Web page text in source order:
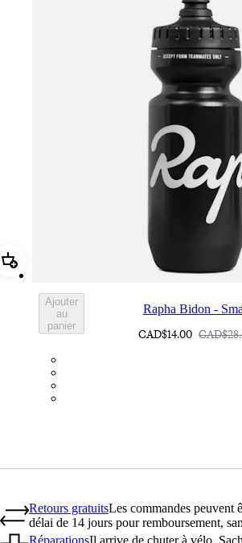
Ajouter Rapha Bidon - Small
Ajouter
au
panier
Rapha Bidon -
CAD$14.00
Retours gratuitsLes commandes peuvent
délai de 14 jours pour remboursement,
RéparationsIl arrive de chuter à vélo.